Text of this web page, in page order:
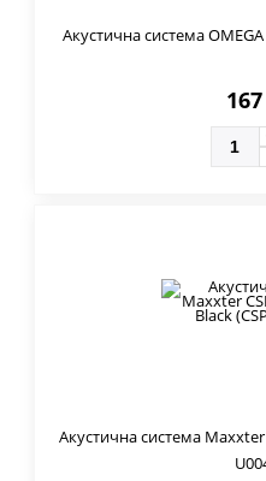
Акустична система
Акустична система Maxxter